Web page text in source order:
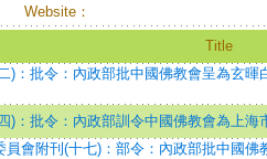
Website：
Title
)：批令：內政部批中國佛教會呈為玄
)：批令：內政部訓令中國佛教會為上
員會附刊(十七)：部令：內政部批中國